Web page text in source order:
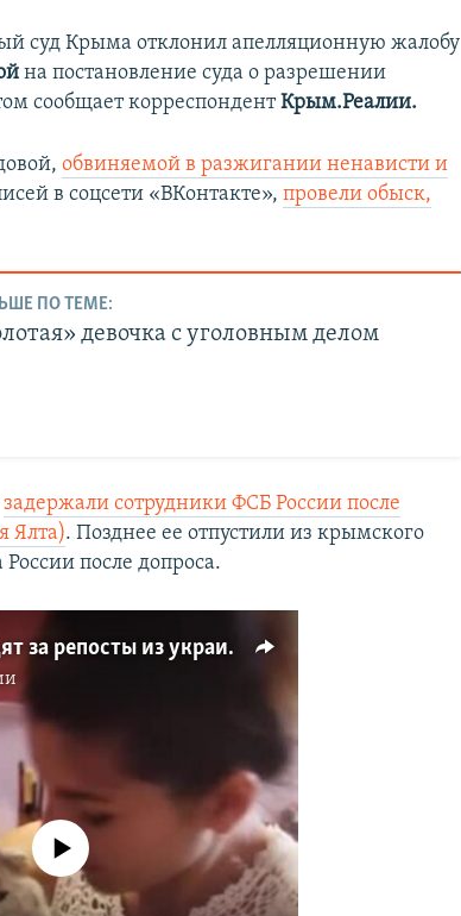
суд Крыма отклонил апелляционную жалобу
на постановление суда о разрешении
сообщает корреспондентКрым.Реалии.
обвиняемой в разжигании ненависти и
в соцсети «ВКонтакте»,провели обыск,
ПО ТЕМЕ:
девочка с уголовным делом
задержали сотрудники ФСБ России после
Ялта). Позднее ее отпустили из крымского
после допроса.
Крымчанку судят за репосты из украинских групп (видео)
source currently available